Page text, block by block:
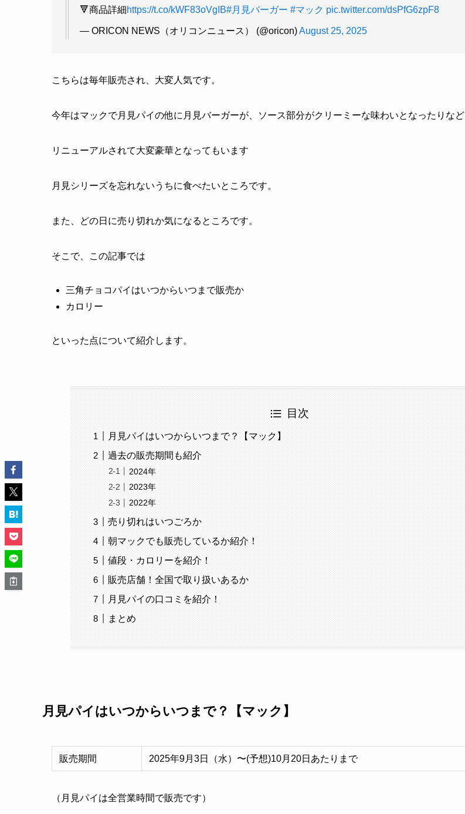
🔻商品詳細https://t.co/kWF83oVgIB#月見バーガー #マック pic.twitter.com/dsPfG6zpF8
— ORICON NEWS（オリコンニュース） (@oricon)August 25, 2025
こちらは毎年販売され、大変人気です。
今年はマックで月見パイの他に月見バーガーが、ソース部分がクリーミーな味わいとなったりなど
リニューアルされて大変豪華となってもいます
月見シリーズを忘れないうちに食べたいところです。
また、どの日に売り切れか気になるところです。
そこで、この記事では
三角チョコパイはいつからいつまで販売か
カロリー
といった点について紹介します。
目次
月見パイはいつからいつまで？【マック】
過去の販売期間も紹介
2024年
2023年
2022年
売り切れはいつごろか
朝マックでも販売しているか紹介！
値段・カロリーを紹介！
販売店舗！全国で取り扱いあるか
月見パイの口コミを紹介！
まとめ
月見パイはいつからいつまで？【マック】
販売期間 2025年9月3日（水）〜(予想)10月20日あたりまで
（月見パイは全営業時間で販売です）